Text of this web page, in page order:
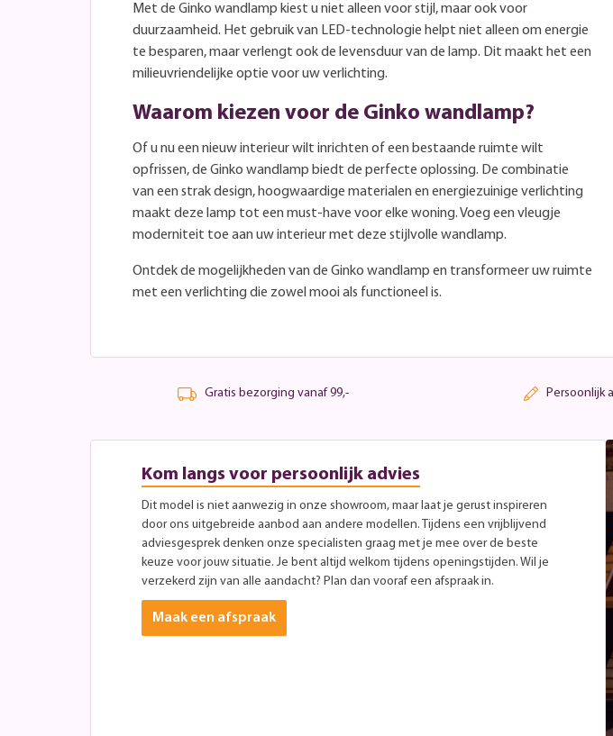
Met de Ginko wandlamp kiest u niet alleen voor stijl, maar ook voor
duurzaamheid. Het gebruik van LED-technologie helpt niet alleen om energie
te besparen, maar verlengt ook de levensduur van de lamp. Dit maakt het een
milieuvriendelijke optie voor uw verlichting.
Waarom kiezen voor de Ginko wandlamp?
Of u nu een nieuw interieur wilt inrichten of een bestaande ruimte wilt
opfrissen, de Ginko wandlamp biedt de perfecte oplossing. De combinatie
van een strak design, hoogwaardige materialen en energiezuinige verlichting
maakt deze lamp tot een must-have voor elke woning. Voeg een vleugje
moderniteit toe aan uw interieur met deze stijlvolle wandlamp.
Ontdek de mogelijkheden van de Ginko wandlamp en transformeer uw ruimte
met een verlichting die zowel mooi als functioneel is.
Gratis bezorging vanaf 99,- Persoonlijk
Kom langs voor persoonlijk advies
Dit model is niet aanwezig in onze showroom, maar laat je gerust inspireren
door ons uitgebreide aanbod aan andere modellen. Tijdens een vrijblijvend
adviesgesprek denken onze specialisten graag met je mee over de beste
keuze voor jouw situatie. Je bent altijd welkom tijdens openingstijden. Wil je
verzekerd zijn van alle aandacht? Plan dan vooraf een afspraak in.
Maak een afspraak